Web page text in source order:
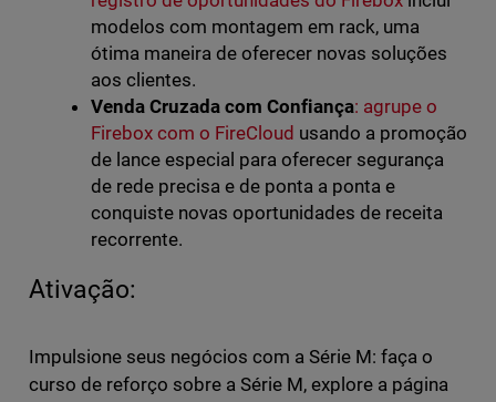
modelos com montagem em rack, uma
ótima maneira de oferecer novas soluções
aos clientes.
Venda Cruzada com Confiança: agrupe o
Firebox com o FireCloud usando a promoção
de lance especial para oferecer segurança
de rede precisa e de ponta a ponta e
conquiste novas oportunidades de receita
recorrente.
Ativação:
Impulsione seus negócios com a Série M: faça o
curso de reforço sobre a Série M, explore a página